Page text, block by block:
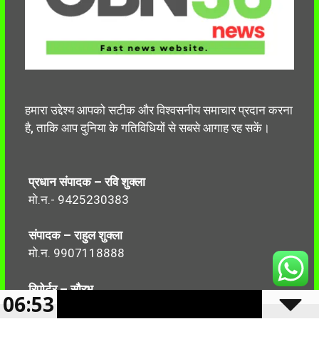
हमारा उद्देश्य आपको सटीक और विश्वसनीय समाचार प्रदान करना
है, ताकि आप दुनिया के गतिविधियों से सबसे आगाह रह सकें।
प्रधान संपादक – रवि शुक्ला
मो.न.- 9425230383
संपादक – राहुल शुक्ला
मो.न. 9907118888
रिपोर्टर – सौरभ
मो.न.-7499999906
06:53